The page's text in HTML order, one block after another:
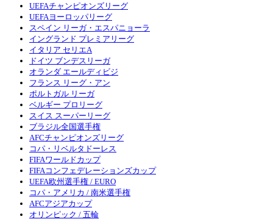
UEFAチャンピオンズリーグ
UEFAヨーロッパリーグ
スペイン リーガ・エスパニョーラ
イングランド プレミアリーグ
イタリア セリエA
ドイツ ブンデスリーガ
オランダ エールディビジ
フランス リーグ・アン
ポルトガル リーガ
ベルギー プロリーグ
スイス スーパーリーグ
ブラジル全国選手権
AFCチャンピオンズリーグ
コパ・リベルタドーレス
FIFAワールドカップ
FIFAコンフェデレーションズカップ
UEFA欧州選手権 / EURO
コパ・アメリカ / 南米選手権
AFCアジアカップ
オリンピック / 五輪